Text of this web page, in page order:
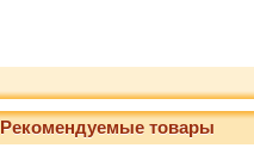
Рекомендуемые товары